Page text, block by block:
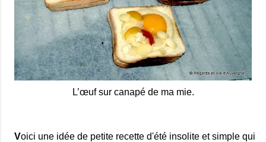
L’œuf sur canapé de ma mie.
Voici une idée de petite recette d'été insolite et simple qui